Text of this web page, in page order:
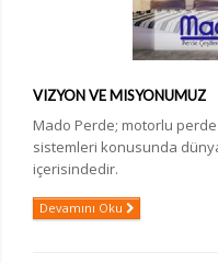
VIZYON VE MISYONUMUZ
Mado Perde; motorlu
sistemleri konusunda
içerisindedir.
Devamını Oku